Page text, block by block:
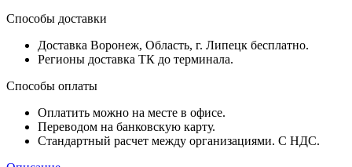
Способы доставки
Доставка Воронеж, Область, г. Липецк бесплатно.
Регионы доставка ТК до терминала.
Способы оплаты
Оплатить можно на месте в офисе.
Переводом на банковскую карту.
Стандартный расчет между организациями. С НДС.